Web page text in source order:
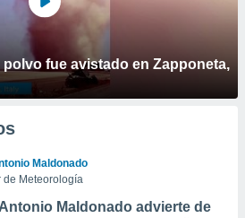
fue avistado en Zapponeta,
Maldonado
de Meteorología
Maldonado advierte de